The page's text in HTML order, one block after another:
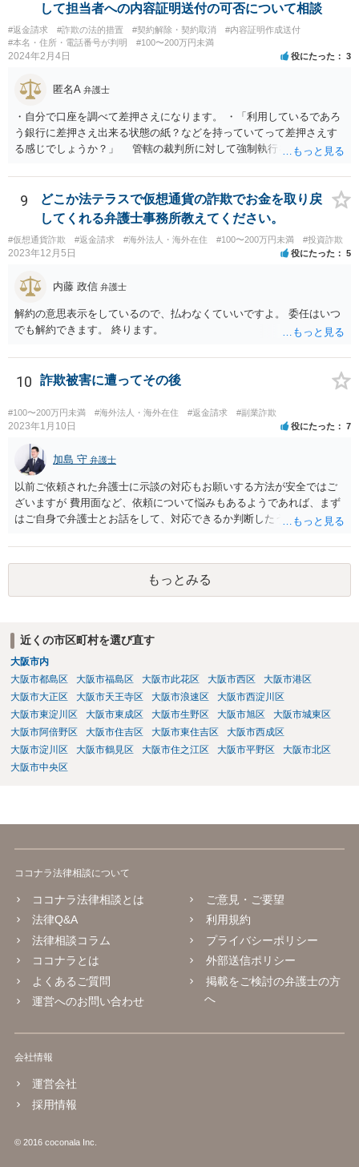
して担当者への内容証明送付の可否について相談
#返金請求 #詐欺の法的措置 #契約解除・契約取消
#内容証明作成送付
#本名・住所・電話番号が判明
#100〜200万円未満
2024年2月4日 役にたった 3
匿名A 弁護士
・自分で口座を調べて差押さえになります。 ・「利用しているであろ
う銀行に差押さえ出来る状態の紙？などを持っていてって差押さえす
る感じでしょうか？」 管轄の裁判所に対して強制執行を申し立てる
係で、法的手続きに乗せるのはあまりおすすめできません。 任意交渉
での回収を検討すべきだと思われます。ご自身で難しい場合は、費用
負担を踏まえたうえでということにはなりますが、弁護士に助力を得
ることをお考え下さい。
9
どこか法テラスで仮想通貨の詐欺でお金を取り戻
してくれる弁護士事務所教えてください。
#仮想通貨詐欺 #返金請求 #海外法人・海外在住 #100〜200万円未満 #投資詐欺
2023年12月5日 役にたった 5
内藤 政信 弁護士
解約の意思表示をしているので、払わなくていいですよ。 委任はいつ
でも解約できます。 終ります。
10 詐欺被害に遭ってその後
#100〜200万円未満 #海外法人・海外在住 #返金請求 #副業詐欺
2023年1月10日 役にたった 7
加島 守 弁護士
以前ご依頼された弁護士に示談の対応もお願いする方法が安全ではご
ざいますが 費用面など、依頼について悩みもあるようであれば、まず
はご自身で弁護士とお話をして、対応できるか判断したうえで、 弁護
話をしてから、こちらも法律相談で１度弁護士に相談する方法もあり
ますので。 一番安全なのは弁護士に示談交渉の依頼をする方法です
が、ご事情あるようであれば ご自身で対応する方法もご検討いただい
てもいいかもしれません。
もっとみる
近くの市区町村を選び直す
大阪市内
大阪市都島区
大阪市福島区 大阪市此花区 大阪市西区
大阪市港区
大阪市大正区
大阪市天王寺区 大阪市浪速区
大阪市西淀川区
大阪市東淀川区
大阪市東成区 大阪市生野区 大阪市旭区
大阪市城東区
大阪市阿倍野区
大阪市住吉区 大阪市東住吉区
大阪市西成区
大阪市淀川区
大阪市鶴見区 大阪市住之江区 大阪市平野区
大阪市北区
大阪市中央区
ココナラ法律相談について
ココナラ法律相談とは
法律Q&A
法律相談コラム
ココナラとは
よくあるご質問
運営へのお問い合わせ
ご意見・ご要望
利用規約
プライバシーポリシー
外部送信ポリシー
掲載をご検討の弁護士の方
へ
会社情報
運営会社
採用情報
© 2016 coconala Inc.